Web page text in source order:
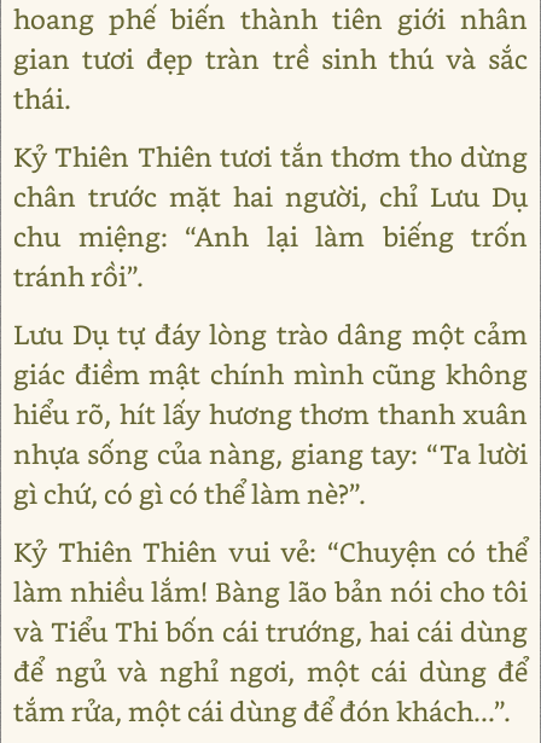
hoang phế biến thành tiên giới nhân
gian tươi đẹp tràn trề sinh thú và sắc
thái.
Kỷ Thiên Thiên tươi tắn thơm tho dừng
chân trước mặt hai người, chỉ Lưu Dụ
chu miệng: “Anh lại làm biếng trốn
tránh rồi”.
Lưu Dụ tự đáy lòng trào dâng một cảm
giác điềm mật chính mình cũng không
hiểu rõ, hít lấy hương thơm thanh xuân
nhựa sống của nàng, giang tay: “Ta lười
gì chứ, có gì có thể làm nè?”.
Kỷ Thiên Thiên vui vẻ: “Chuyện có thể
làm nhiều lắm! Bàng lão bản nói cho tôi
và Tiểu Thi bốn cái trướng, hai cái dùng
để ngủ và nghỉ ngơi, một cái dùng để
tắm rửa, một cái dùng để đón khách...”.